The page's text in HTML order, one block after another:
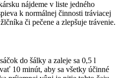
nájdeme v liste jedného
k normálnej činnosti tráviacej
či pečene a zlepšuje trávenie.
do šálky a zaleje sa 0,5 l
10 minút, aby sa všetky účinné